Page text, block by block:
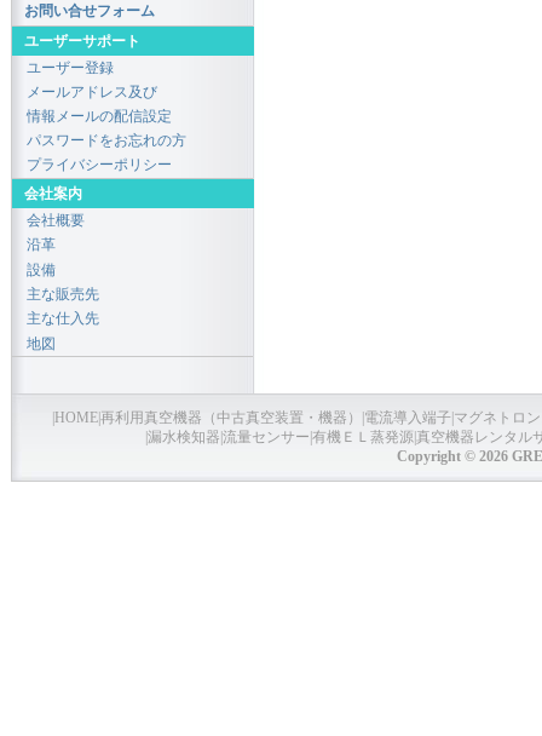
お問い合せフォーム
ユーザーサポート
ユーザー登録
メールアドレス及び
情報メールの配信設定
パスワードをお忘れの方
プライバシーポリシー
会社案内
会社概要
沿革
設備
主な販売先
主な仕入先
地図
HOME再利用真空機器（中古真空装置・機器） 電流導入端子 マグネトロ
漏水検知器 流量センサー 有機ＥＬ蒸発源真空機器レンタル
Copyright © 2026